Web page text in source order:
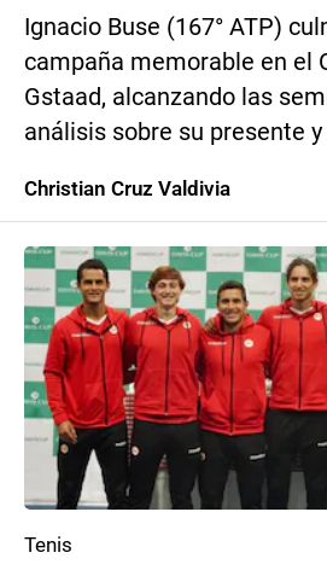
Ignacio Buse (167° ATP)
campaña memorable en el
Gstaad, alcanzando las
análisis sobre su presente y
Christian Cruz Valdivia
Tenis